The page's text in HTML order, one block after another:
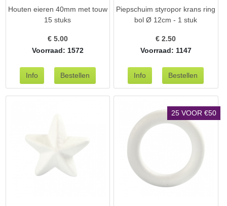
Houten eieren 40mm met touw
15 stuks
€ 5.00
Voorraad: 1572
Piepschuim styropor krans ring
bol Ø 12cm - 1 stuk
€2.50
Voorraad: 1147
25 VOOR €50